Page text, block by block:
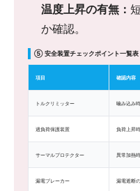
温度上昇の有無：
か確認。
⑤ 安全装置チェックポイント一覧表
項目 確認内容
トルクリミッター 噛み込み
過負荷保護装置 負荷上昇
サーマルプロテクター 異常加熱
漏電ブレーカー 漏電遮断